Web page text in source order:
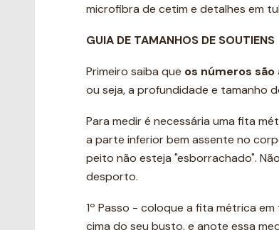
microfibra de cetim e detalhes em
GUIA DE TAMANHOS DE SOUTIENS
Primeiro saiba que os números são
ou seja, a profundidade e tamanho
Para medir é necessária uma fita
a parte inferior bem assente no
peito não esteja "esborrachado".
desporto.
1º Passo - coloque a fita métrica
cima do seu busto, e anote essa